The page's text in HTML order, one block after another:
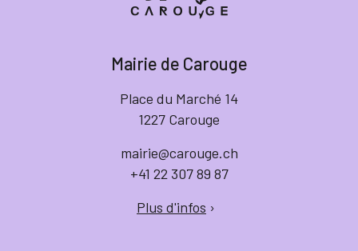
Mairie de Carouge
Place du Marché 14
1227 Carouge
mairie@carouge.ch
+41 22 307 89 87
Plus d'infos ›